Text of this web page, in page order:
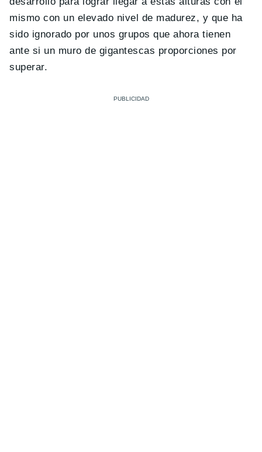
mismo con un elevado nivel de madurez, y que ha
sido ignorado por unos grupos que ahora tienen
ante si un muro de gigantescas proporciones por
superar.